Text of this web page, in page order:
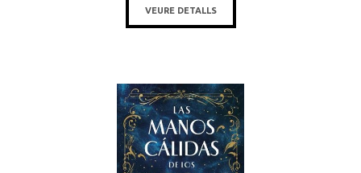
VEURE DETALLS